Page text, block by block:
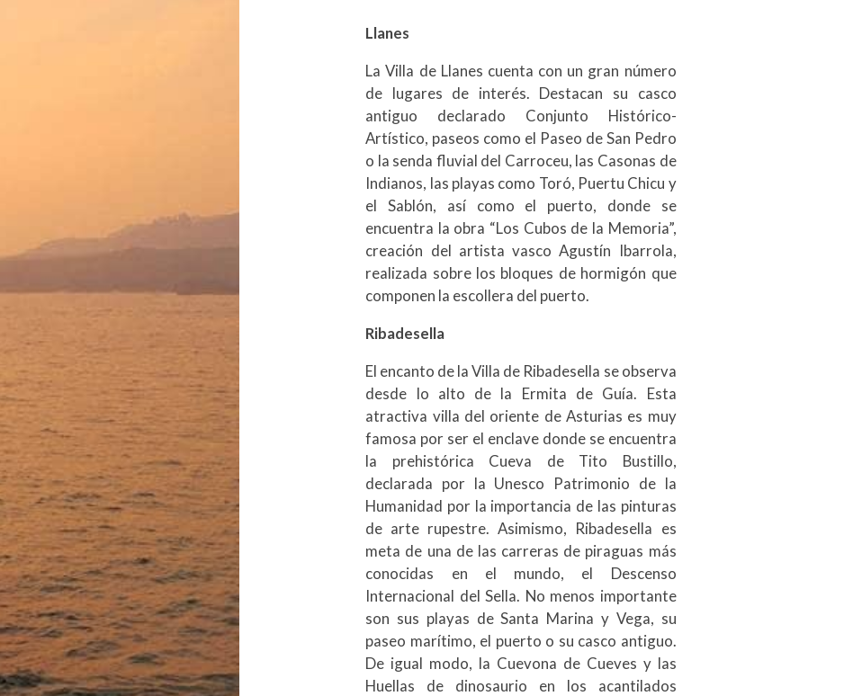
Llanes
La Villa de Llanes cuenta con un gran número
de lugares de interés. Destacan su casco
antiguo declarado Conjunto Histórico-
Artístico, paseos como el Paseo de San Pedro
o la senda fluvial del Carroceu, las Casonas de
Indianos, las playas como Toró, Puertu Chicu y
el Sablón, así como el puerto, donde se
encuentra la obra “Los Cubos de la Memoria”,
creación del artista vasco Agustín Ibarrola,
realizada sobre los bloques de hormigón que
componen la escollera del puerto.
Ribadesella
El encanto de la Villa de Ribadesella se observa
desde lo alto de la Ermita de Guía. Esta
atractiva villa del oriente de Asturias es muy
famosa por ser el enclave donde se encuentra
la prehistórica Cueva de Tito Bustillo,
declarada por la Unesco Patrimonio de la
Humanidad por la importancia de las pinturas
de arte rupestre. Asimismo, Ribadesella es
meta de una de las carreras de piraguas más
conocidas en el mundo, el Descenso
Internacional del Sella. No menos importante
son sus playas de Santa Marina y Vega, su
paseo marítimo, el puerto o su casco antiguo.
De igual modo, la Cuevona de Cueves y las
Huellas de dinosaurio en los acantilados